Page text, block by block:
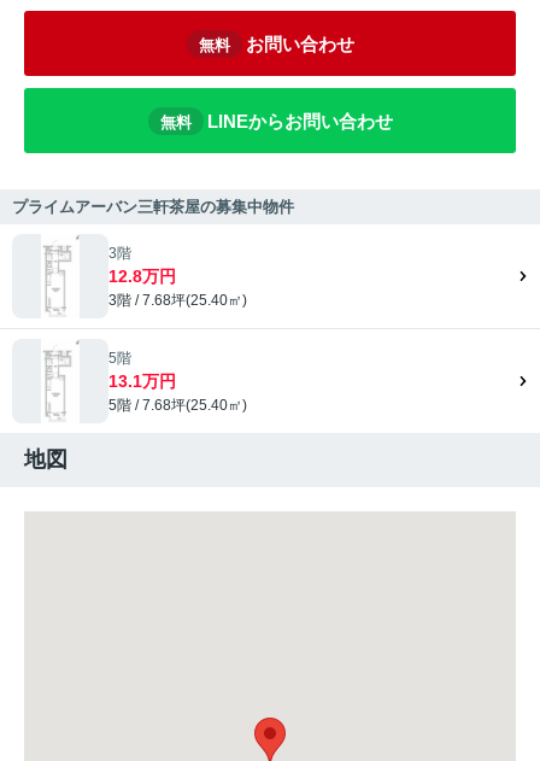
無料 お問い合わせ
無料 LINEからお問い合わせ
プライムアーバン三軒茶屋の募集中物件
3階
12.8万円
3階 / 7.68坪(25.40㎡)
5階
13.1万円
5階 / 7.68坪(25.40㎡)
地図